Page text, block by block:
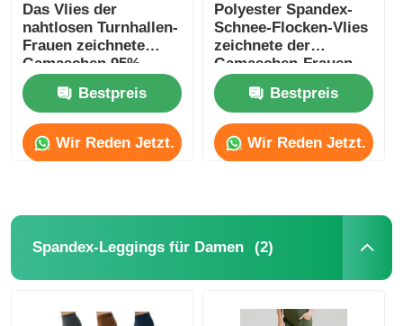
Produkte
Über uns
Fabrik-Ausflug
Nachrichten
Fälle
Das Vlies der
nahtlosen Turnhallen-
Frauen zeichnete
Gamaschen 95%
Nylon-5% Spandex
Bestpreis
Wir Reden Jetzt.
Polyester Spandex-
Schnee-Flocken-Vlies
zeichnete der
Gamaschen-Frauen
Bestpreis
Wir Reden Jetzt.
Spandex-Leggings für Damen (2)